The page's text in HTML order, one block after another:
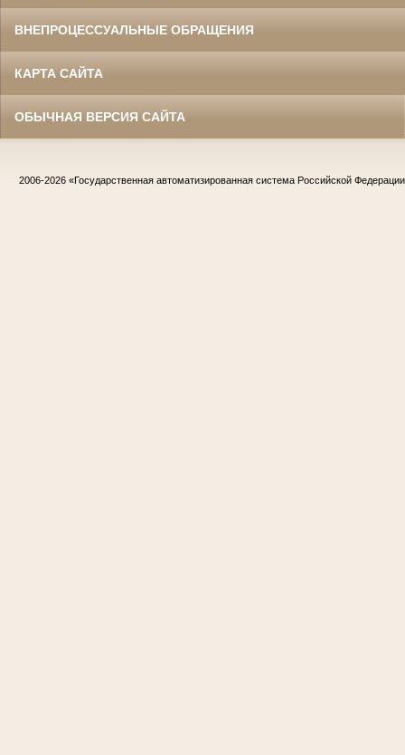
ВНЕПРОЦЕССУАЛЬНЫЕ ОБРАЩЕНИЯ
КАРТА САЙТА
ОБЫЧНАЯ ВЕРСИЯ САЙТА
2006-2026 «Государственная автоматизированная система Российской